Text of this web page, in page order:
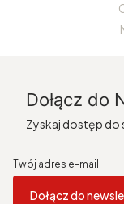
Dołącz do
Zyskaj dostęp do
Twój adres e-mail
Dołącz do